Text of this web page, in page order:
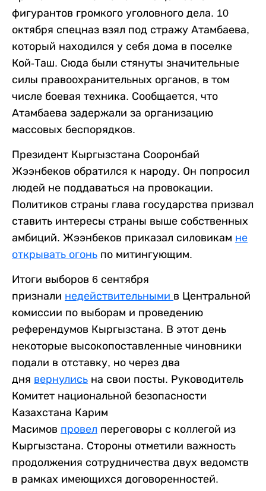
фигурантов громкого уголовного дела. 10
октября спецназ взял под стражу Атамбаева,
который находился у себя дома в поселке
Кой-Таш. Сюда были стянуты значительные
силы правоохранительных органов, в том
числе боевая техника. Сообщается, что
Атамбаева задержали за организацию
массовых беспорядков.
Президент Кыргызстана Сооронбай
Жээнбеков обратился к народу. Он попросил
людей не поддаваться на провокации.
Политиков страны глава государства призвал
ставить интересы страны выше собственных
амбиций. Жээнбеков приказал силовикам не
открывать огонь по митингующим.
Итоги выборов 6 сентября
признали недействительными в Центральной
комиссии по выборам и проведению
референдумов Кыргызстана. В этот день
некоторые высокопоставленные чиновники
подали в отставку, но через два
дня вернулись на свои посты. Руководитель
Комитет национальной безопасности
Казахстана Карим
Масимов провел переговоры с коллегой из
Кыргызстана. Стороны отметили важность
продолжения сотрудничества двух ведомств
в рамках имеющихся договоренностей.